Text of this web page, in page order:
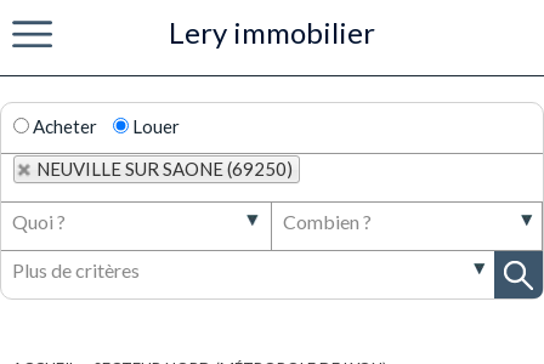
Lery immobilier
Acheter
Louer
NEUVILLE SUR SAONE (69250)